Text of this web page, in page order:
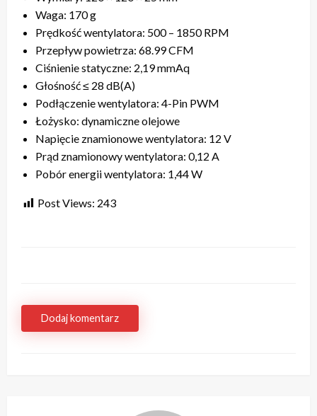
Waga: 170 g
Prędkość wentylatora: 500 – 1850 RPM
Przepływ powietrza: 68.99 CFM
Ciśnienie statyczne: 2,19 mmAq
Głośność ≤ 28 dB(A)
Podłączenie wentylatora: 4-Pin PWM
Łożysko: dynamiczne olejowe
Napięcie znamionowe wentylatora: 12 V
Prąd znamionowy wentylatora: 0,12 A
Pobór energii wentylatora: 1,44 W
Post Views: 243
Dodaj komentarz